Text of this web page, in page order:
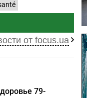
от focus.ua
79-